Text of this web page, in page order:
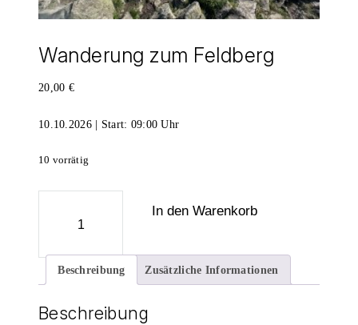
Wanderung zum Feldberg
20,00 €
10.10.2026 | Start: 09:00 Uhr
10 vorrätig
In den Warenkorb
Beschreibung Zusätzliche Informationen
Beschreibung